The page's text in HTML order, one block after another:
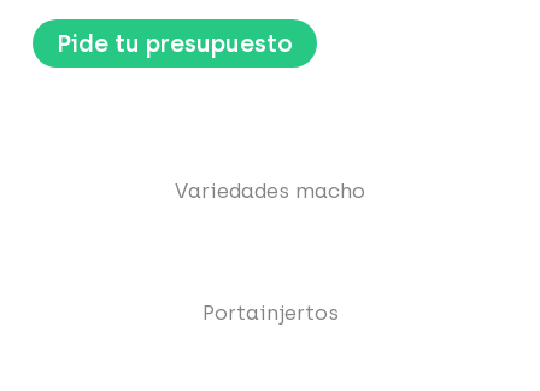
Pide tu presupuesto
Variedades macho
Portainjertos